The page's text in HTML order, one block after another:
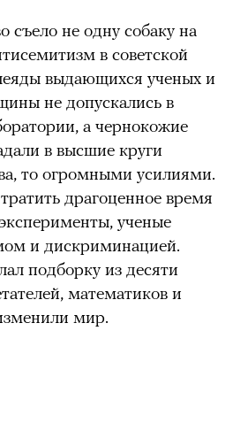
съело не одну собаку на
в советской
выдающихся ученых и
не допускались в
а чернокожие
в высшие круги
то огромными усилиями.
драгоценное время
ученые
и дискриминацией.
подборку из десяти
математиков и
мир.